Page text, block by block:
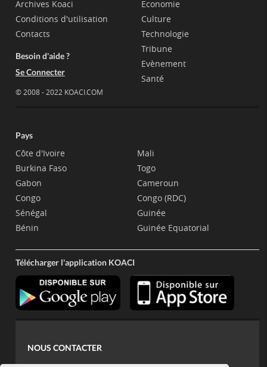
Archives Koaci
Conditions d'utilisation
Contacts
Besoin d'aide ?
Se Connecter
© 2008 - 2022 KOACI.COM
Economie
Culture
Technologie
Tribune
Evènement
Santé
Pays
Côte d'Ivoire
Burkina Faso
Gabon
Congo
Sénégal
Bénin
Mali
Togo
Cameroun
Congo (RDC)
Guinée
Guinée Equatorial
Télécharger l'application KOACI
NOUS CONTACTER